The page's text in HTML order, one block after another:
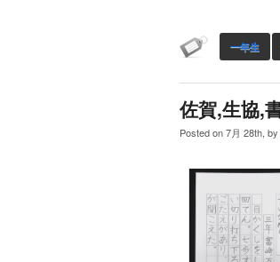
一年生
佐賀,生協,
Posted on 7月 28th,